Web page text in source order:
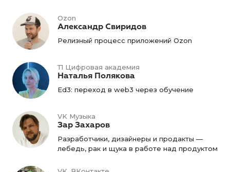
Ozon
Александр Свиридов
Релизный процесс приложений Ozon
Т1 Цифровая академия
Наталья Полякова
Ed3: переход в web3 через обучение
VK Музыка
Зар Захаров
Разработчики, дизайнеры и продакты —
лебедь, рак и щука в работе над продуктом